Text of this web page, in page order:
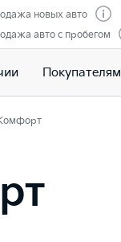
новых авто
авто с пробегом
Покупателям